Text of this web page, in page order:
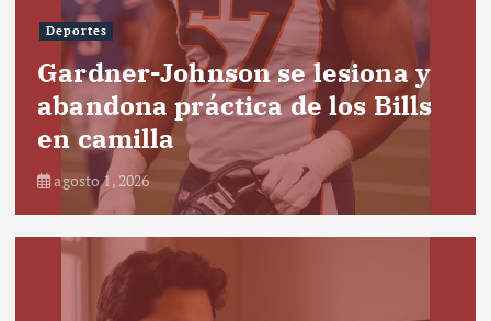
Deportes
Gardner-Johnson se lesiona y
abandona práctica de los Bills
en camilla
agosto 1, 2026